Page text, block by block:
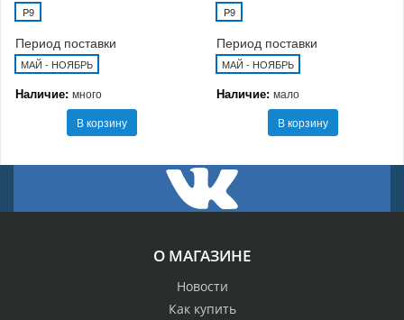
P9
Период поставки
МАЙ - НОЯБРЬ
Наличие: много
В корзину
P9
Период поставки
МАЙ - НОЯБРЬ
Наличие: мало
В корзину
О МАГАЗИНЕ
Новости
Как купить